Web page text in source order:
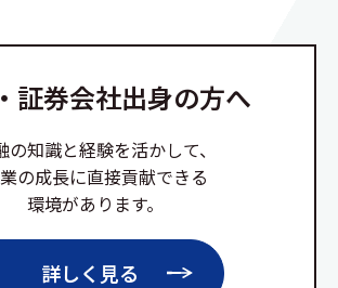
証券会社出身の方へ
の知識と経験を活かして、
の成長に直接貢献できる
環境があります。
詳しく見る